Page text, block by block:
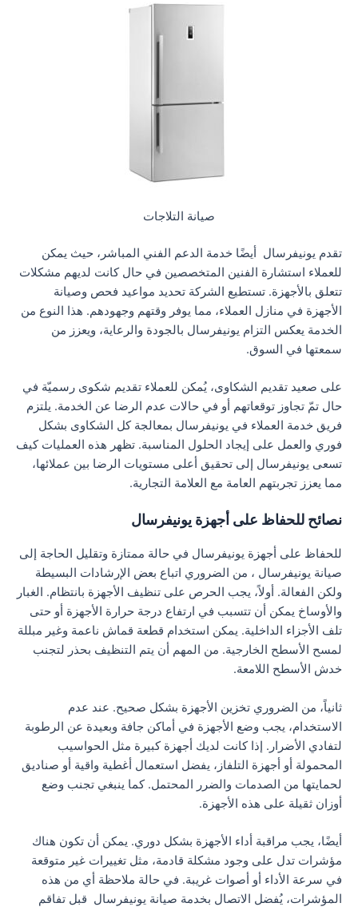
صيانة التلاجات
تقدم يونيفرسال أيضًا خدمة الدعم الفني المباشر، حيث يمكن
للعملاء استشارة الفنين المتخصصين في حال كانت لديهم مشكلات
تتعلق بالأجهزة. تستطيع الشركة تحديد مواعيد فحص وصيانة
الأجهزة في منازل العملاء، مما يوفر وقتهم وجهودهم. هذا النوع من
الخدمة يعكس التزام يونيفرسال بالجودة والرعاية، ويعزز من
سمعتها في السوق.
على صعيد تقديم الشكاوى، يُمكن للعملاء تقديم شكوى رسميّة في
حال تمّ تجاوز توقعاتهم أو في حالات عدم الرضا عن الخدمة. يلتزم
فريق خدمة العملاء في يونيفرسال بمعالجة كل الشكاوى بشكل
فوري والعمل على إيجاد الحلول المناسبة. تظهر هذه العمليات كيف
تسعى يونيفرسال إلى تحقيق أعلى مستويات الرضا بين عملائها،
مما يعزز تجربتهم العامة مع العلامة التجارية.
نصائح للحفاظ على أجهزة يونيفرسال
للحفاظ على أجهزة يونيفرسال في حالة ممتازة وتقليل الحاجة إلى
صيانة يونيفرسال ، من الضروري اتباع بعض الإرشادات البسيطة
ولكن الفعالة. أولاً، يجب الحرص على تنظيف الأجهزة بانتظام. الغبار
والأوساخ يمكن أن تتسبب في ارتفاع درجة حرارة الأجهزة أو حتى
تلف الأجزاء الداخلية. يمكن استخدام قطعة قماش ناعمة وغير مبللة
لمسح الأسطح الخارجية. من المهم أن يتم التنظيف بحذر لتجنب
خدش الأسطح اللامعة.
ثانياً، من الضروري تخزين الأجهزة بشكل صحيح. عند عدم
الاستخدام، يجب وضع الأجهزة في أماكن جافة وبعيدة عن الرطوبة
لتفادي الأضرار. إذا كانت لديك أجهزة كبيرة مثل الحواسيب
المحمولة أو أجهزة التلفاز، يفضل استعمال أغطية واقية أو صناديق
لحمايتها من الصدمات والضرر المحتمل. كما ينبغي تجنب وضع
أوزان ثقيلة على هذه الأجهزة.
أيضًا، يجب مراقبة أداء الأجهزة بشكل دوري. يمكن أن تكون هناك
مؤشرات تدل على وجود مشكلة قادمة، مثل تغييرات غير متوقعة
في سرعة الأداء أو أصوات غريبة. في حالة ملاحظة أي من هذه
المؤشرات، يُفضل الاتصال بخدمة صيانة يونيفرسال قبل تفاقم